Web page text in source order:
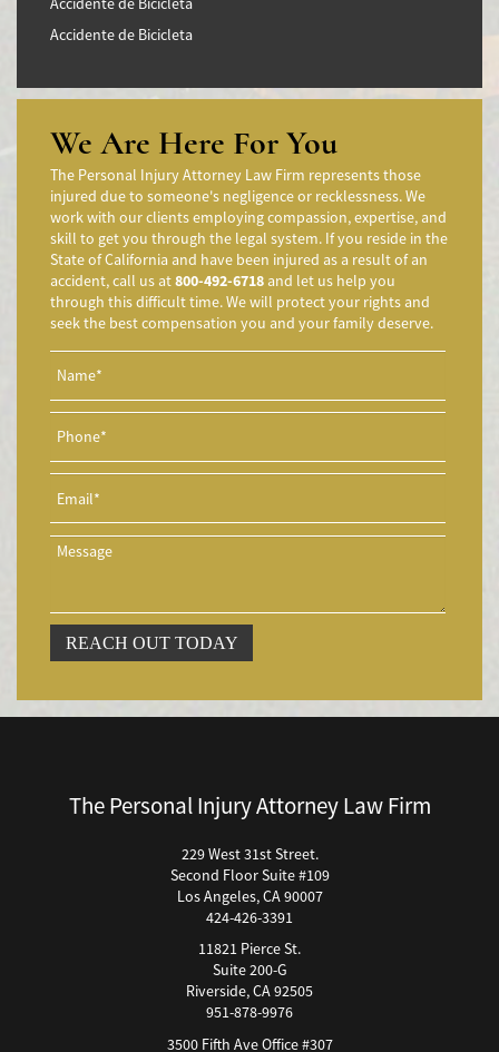
Accidente de Bicicleta
Accidentes en Intersecciones
Accidente de moto por conducción Imprudente
Accidente de Motocicleta Preguntas Frecuentes
Accidente de Motocicleta Vinculado al Alcohol
Accidente de Motocicleta Relacionado con las Drogas
Accidente de Motocicleta y Huida
Aggressive Driving Accidents
Accidentes de Limusina
Accidentes de Motocicleta
Accidente de Motocicleta Involucrando a un Motorista No
Asegurado
Accidente de Motocicleta con Giro Inseguro a la Izquierda
Accidentes de Tren y Metro
Accidente en "T"
Airbag Injuries
Accidentes Peatonales
Accidente por Volcadura
Bicycle Accident
Boating Accidents
We Are Here For You
The Personal Injury Attorney Law Firm represents those
injured due to someone's negligence or recklessness. We
work with our clients employing compassion, expertise, and
skill to get you through the legal system. If you reside in the
State of California and have been injured as a result of an
accident, call us at800-492-6718 and let us help you
through this difficult time. We will protect your rights and
seek the best compensation you and your family deserve.
REACH OUT TODAY
The Personal Injury Attorney Law Firm
229 West 31st Street.
Second Floor Suite #109
Los Angeles, CA 90007
424-426-3391
11821 Pierce St.
Suite 200-G
Riverside, CA 92505
951-878-9976
3500 Fifth Ave Office #307